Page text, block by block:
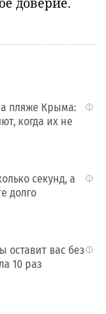
i
пляже Крыма:
когда их не
i
секунд, а
долго
i
оставит вас без
10 раз